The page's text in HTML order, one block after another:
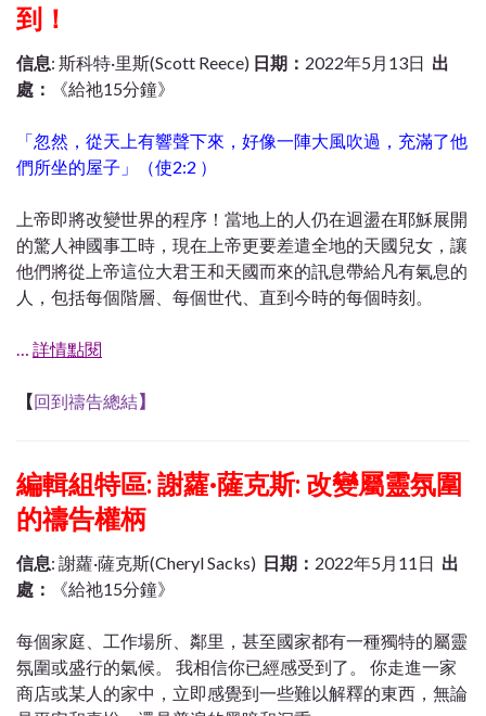
到！
信息: 斯科特·里斯(Scott Reece) 日期： 2022年5月13日 出
處：
《給祂15分鐘》
「忽然，從天上有響聲下來，好像一陣大風吹過，充滿了他
們所坐的屋子」（使2:2 ）
上帝即將改變世界的程序！當地上的人仍在迴盪在耶穌展開
的驚人神國事工時，現在上帝更要差遣全地的天國兒女，讓
他們將從上帝這位大君王和天國而來的訊息帶給凡有氣息的
人，包括每個階層、每個世代、直到今時的每個時刻。
詳情點閱
【回到禱告總結】
編輯組特區: 謝蘿·薩克斯: 改變屬靈氛圍
的禱告權柄
信息: 謝蘿·薩克斯(Cheryl Sacks) 日期： 2022年5月11日 出
處：
《給祂15分鐘》
每個家庭、工作場所、鄰里，甚至國家都有一種獨特的屬靈
氛圍或盛行的氣候。
我相信你已經感受到了。
你走進一家
商店或某人的家中，立即感覺到一些難以解釋的東西，無論